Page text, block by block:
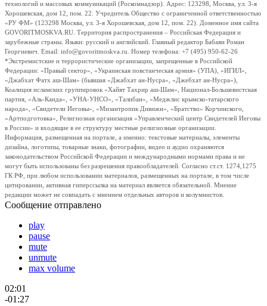
технологий и массовых коммуникаций (Роскомнадзор). Адрес: 123298, Москва, ул. 3-я
Хорошевская, дом 12, пом. 22. Учредитель Общество с ограниченной ответственностью
«РУ ФМ» (123298 Москва, ул. 3-я Хорошевская, дом 12, пом. 22). Доменное имя сайта
GOVORITMOSKVA.RU. Территория распространения – Российская Федерация и
зарубежные страны. Языки: русский и английский. Главный редактор Бабаян Роман
Георгиевич. Email: info@govoritmoskva.ru. Номер телефона: +7 (495) 950-62-26
*Экстремистские и террористические организации, запрещенные в Российской
Федерации: «Правый сектор», «Украинская повстанческая армия» (УПА), «ИГИЛ»,
«Джабхат Фатх аш-Шам» (бывшая «Джабхат ан-Нусра», «Джебхат ан-Нусра»),
Коалиция исламских группировок «Хайят Тахрир аш-Шам», Национал-Большевистская
партия, «Аль-Каида», «УНА-УНСО», «Талибан», «Меджлис крымско-татарского
народа», «Свидетели Иеговы», «Мизантропик Дивижн», «Братство» Корчинского,
«Артподготовка», Религиозная организация «Управленческий центр Свидетелей Иеговы
в России» и входящие в ее структуру местные религиозные организации.
Информация, размещенная на портале, а именно: текстовые материалы, элементы
дизайна, логотипы, товарные знаки, фотографии, видео и аудио охраняются
законодательством Российской Федерации и международными нормами права и не
могут быть использованы без разрешения правообладателей. Согласно ст.ст. 1274,1275
ГК РФ, при любом использовании материалов, размещенных на портале, в том числе
цитировании, активная гиперссылка на материал является обязательной. Мнение
редакции может не совпадать с мнением отдельных авторов и колумнистов.
Сообщение отправлено
play
pause
mute
unmute
max volume
02:01
-01:27